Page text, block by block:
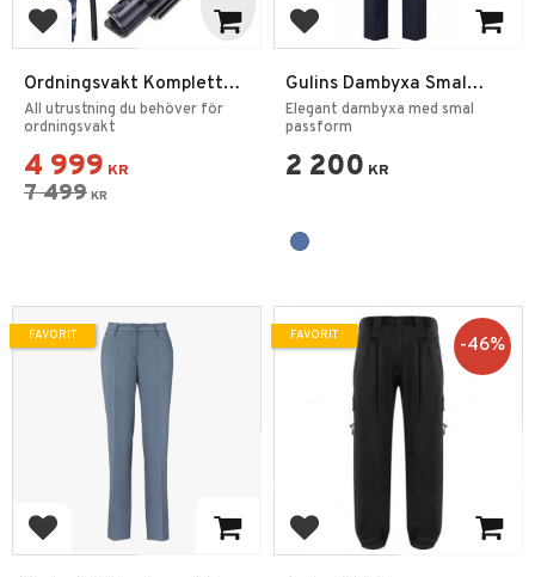
Lägg till i favoriter
Ordningsvakt Komplett
Utrustnings Startpaket
All utrustning du behöver för
ordningsvakt
4 999 KR
7 499 KR
Lägg till i favoriter
Gulins Dambyxa Smal
Linning Marin
Elegant dambyxa med smal
passform
2 200 KR
Lägg till i favoriter
FAVORIT
Lägg till i favoriter
46%
FAVORIT